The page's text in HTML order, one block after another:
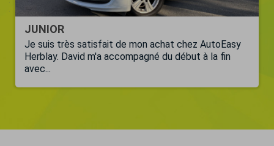
JUNIOR
Je suis très satisfait de mon achat chez AutoEasy
Herblay. David m'a accompagné du début à la fin
avec...